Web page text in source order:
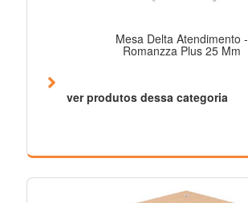
Mesa Delta Atendimento -
Romanzza Plus 25 Mm
ver produtos dessa categoria